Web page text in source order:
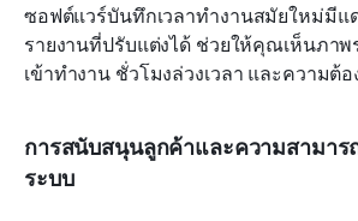
ซอฟต์แวร์บันทึกเวลาทำงานสมัยใหม่มีแ
รายงานที่ปรับแต่งได้ ช่วยให้คุณเห็นภา
เข้าทำงาน ชั่วโมงล่วงเวลา และความต้
การสนับสนุนลูกค้าและความสามาร
ระบบ